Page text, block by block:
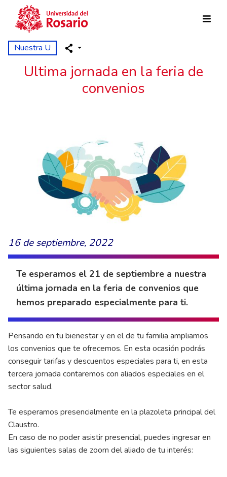
Pasar al contenido principal
Nuestra U
Ultima jornada en la feria de
convenios
16 de septiembre, 2022
Te esperamos el 21 de septiembre a nuestra
última jornada en la feria de convenios que
hemos preparado especialmente para ti.
Pensando en tu bienestar y en el de tu familia ampliamos
los convenios que te ofrecemos. En esta ocasión podrás
conseguir tarifas y descuentos especiales para ti, en esta
tercera jornada contaremos con aliados especiales en el
sector salud.
Te esperamos presencialmente en la plazoleta principal del
Claustro.
En caso de no poder asistir presencial, puedes ingresar en
las siguientes salas de zoom del aliado de tu interés: